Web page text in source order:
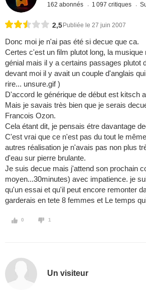
162 abonnés 1 097 critiques
2,5 Publiée le 27 juin 2007
Donc moi je n'ai pas été si decue que ca.
Certes c'est un film plutot long, la musique
génial mais il y a certains passages plutot
devant moi il y avait un couple d'anglais
rire... unsure.gif )
D'accord le générique de début est kitsch
Mais je savais très bien que je serais
Francois Ozon.
Cela étant dit, je pensais étre davantage
C'est vrai que ce n'est pas du tout le
autres réalisation je n'avais pas non plus
d'eau sur pierre brulante.
Je suis decue mais j'attend son prochain
moyen...30minutes) avec impatience. je
qu'un essai et qu'il peut encore remonter
garderais en tete 8 femmes et Le temps
0 1
Un visiteur